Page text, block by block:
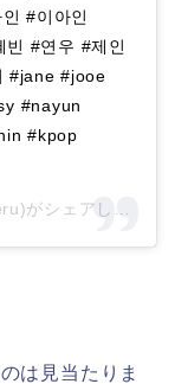
#이아인
#연우 #제인
#jane #jooe
#nayun
#kpop
ェアした投稿 –
は見当たりま